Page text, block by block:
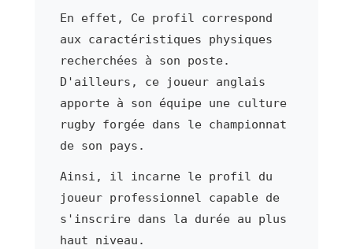
En effet, Ce profil correspond
aux caractéristiques physiques
recherchées à son poste.
D'ailleurs, ce joueur anglais
apporte à son équipe une culture
rugby forgée dans le championnat
de son pays.
Ainsi, il incarne le profil du
joueur professionnel capable de
s'inscrire dans la durée au plus
haut niveau.